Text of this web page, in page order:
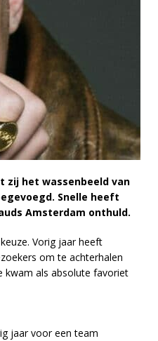
zij het wassenbeeld van
Snelle heeft
Amsterdam onthuld.
Vorig jaar heeft
om te achterhalen
kwam als absolute favoriet
jaar voor een team